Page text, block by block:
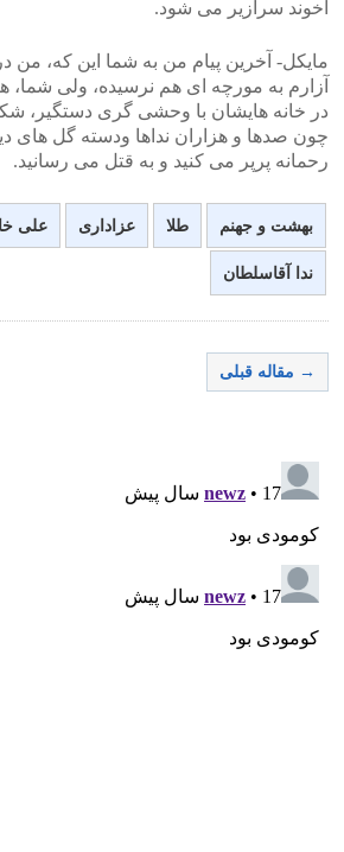
آخوند سرازیر می شود.
مایکل- آخرین پیام من به شما این که، من
آزارم به مورچه ای هم نرسیده، ولی شما،
در خانه هایشان با وحشی گری دستگیر،
چون صدها و هزاران نداها ودسته گل های
رحمانه پرپر می کنید و به قتل می رسانید.
بهشت و جهنم طلا عزاداری علی
ندا آقاسلطان
→ مقاله قبلی